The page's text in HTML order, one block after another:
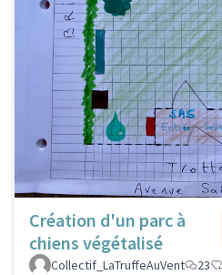
Création d'un parc à
chiens végétalisé
Collectif_LaTruffeAuVent
23